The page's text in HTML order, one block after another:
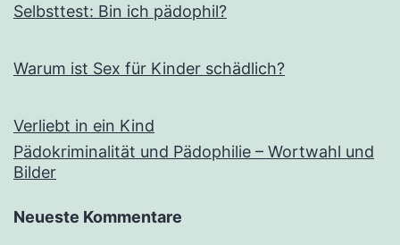
Selbsttest: Bin ich pädophil?
Warum ist Sex für Kinder schädlich?
Verliebt in ein Kind
Pädokriminalität und Pädophilie – Wortwahl und
Bilder
Neueste Kommentare